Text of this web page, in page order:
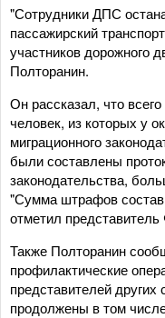
"Сотрудники ДПС
пассажирский
участников дорожного
Полторанин.
Он рассказал, что
человек, из которых у
миграционного
были составлены
законодательства,
"Сумма штрафов
отметил
Также Полторанин
профилактические
представителей
продолжены в том